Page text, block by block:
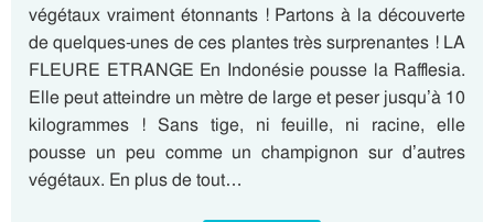
végétaux vraiment étonnants ! Partons à la découverte
de quelques-unes de ces plantes très surprenantes ! LA
FLEURE ETRANGE En Indonésie pousse la Rafflesia.
Elle peut atteindre un mètre de large et peser jusqu’à 10
kilogrammes ! Sans tige, ni feuille, ni racine, elle
pousse un peu comme un champignon sur d’autres
végétaux. En plus de tout…